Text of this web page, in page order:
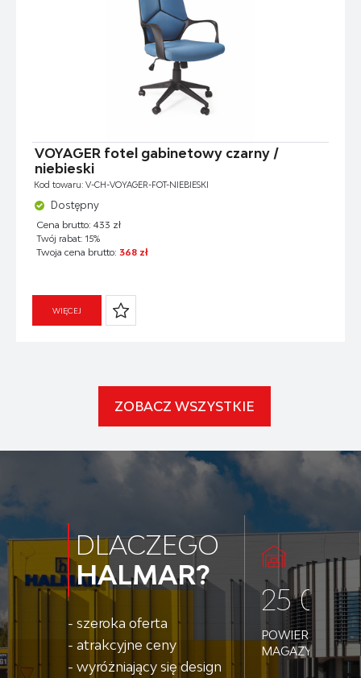
VOYAGER fotel gabinetowy czarny /
niebieski
Kod towaru: V-CH-VOYAGER-FOT-NIEBIESKI
Dostępny
Cena brutto: 433 zł
Twój rabat: 15%
Twoja cena brutto: 368 zł
WIĘCEJ
ZOBACZ WSZYSTKIE
DLACZEGO
HALMAR?
- szeroka oferta
- atrakcyjne ceny
- wyróżniający się design
25 000
POWIERZCHNI
MAGAZYNOWEJ